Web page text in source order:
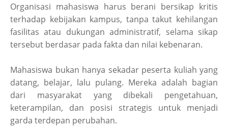
Organisasi mahasiswa harus berani bersikap kritis
terhadap kebijakan kampus, tanpa takut kehilangan
fasilitas atau dukungan administratif, selama sikap
tersebut berdasar pada fakta dan nilai kebenaran.
Mahasiswa bukan hanya sekadar peserta kuliah yang
datang, belajar, lalu pulang. Mereka adalah bagian
dari masyarakat yang dibekali pengetahuan,
keterampilan, dan posisi strategis untuk menjadi
garda terdepan perubahan.